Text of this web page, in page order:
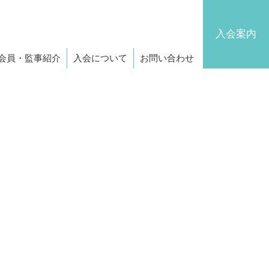
員・監事紹介 入会について お問い合わせ
入会案内